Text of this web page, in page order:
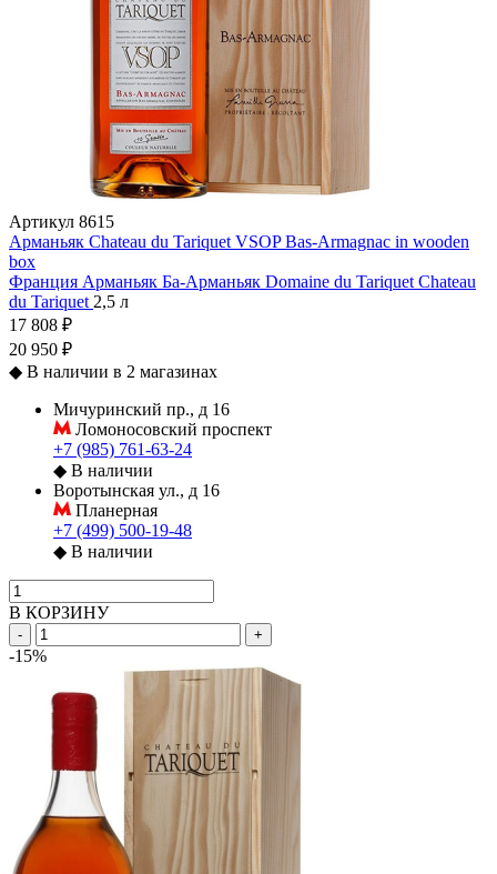
Артикул 8615
Арманьяк Chateau du Tariquet VSOP Bas-Armagnac in wooden
box
Франция Арманьяк Ба-Арманьяк Domaine du Tariquet Chateau
du Tariquet 2,5 л
17 808 ₽
20 950 ₽
◆ В наличии в 2 магазинах
Мичуринский пр., д 16
Ломоносовский проспект
+7 (985) 761-63-24
◆ В наличии
Воротынская ул., д 16
Планерная
+7 (499) 500-19-48
◆ В наличии
В КОРЗИНУ
- +
-15%